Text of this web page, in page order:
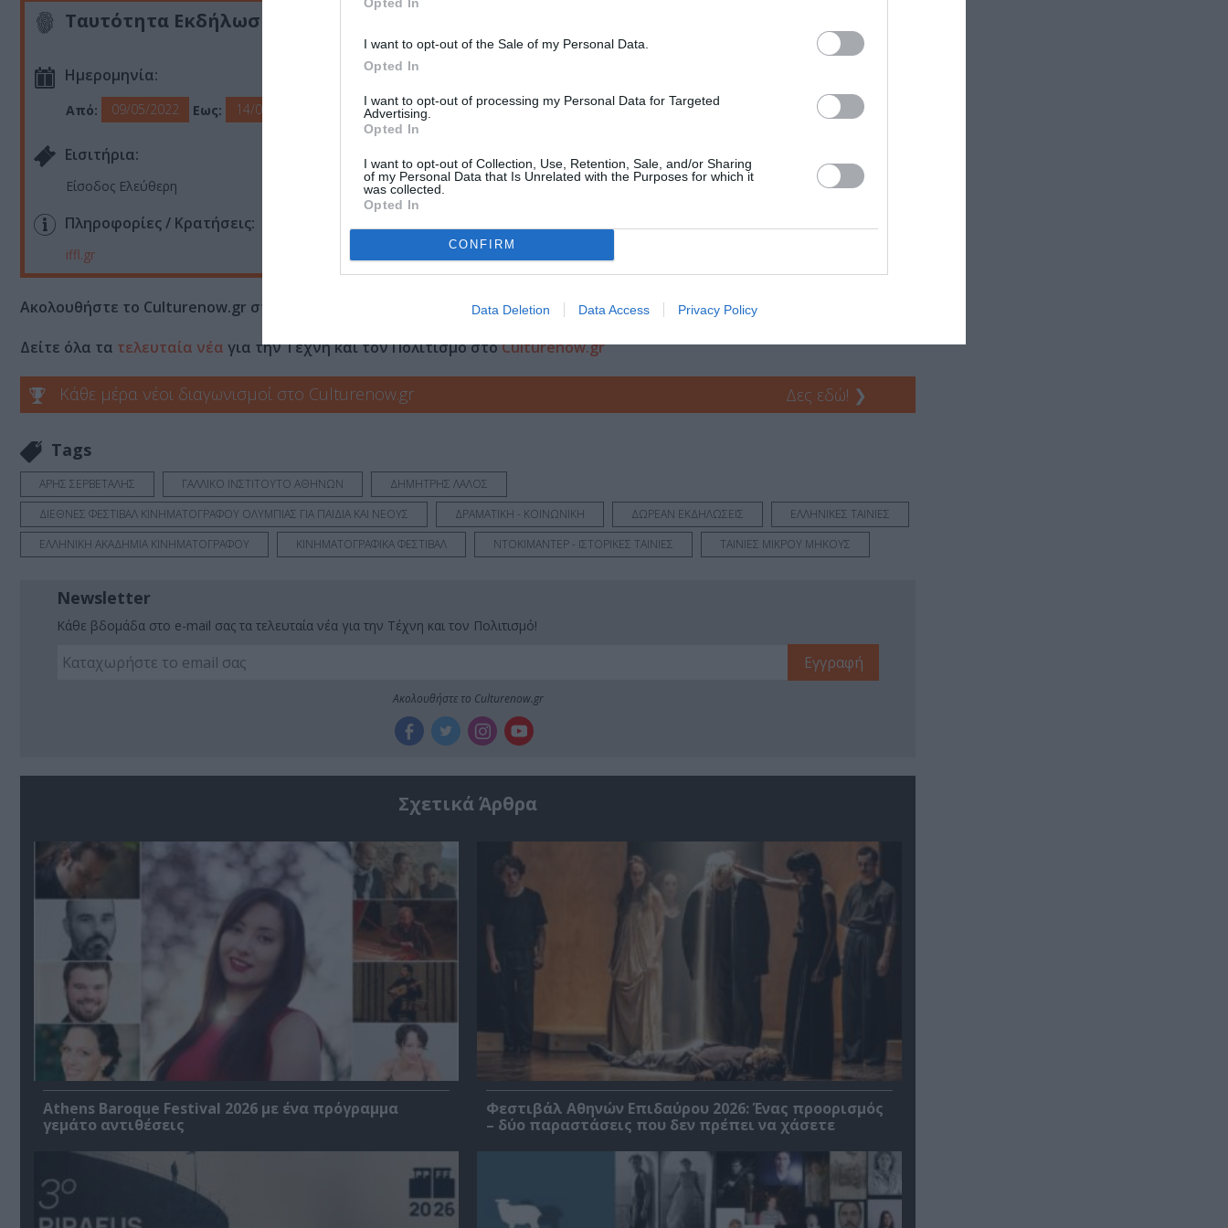
I want to opt-out of the Sale of my Personal Data.
Opted In
I want to opt-out of processing my Personal Data for Targeted
Advertising.
Opted In
I want to opt-out of Collection, Use, Retention, Sale, and/or Sharing
of my Personal Data that Is Unrelated with the Purposes for which it
was collected.
Opted In
CONFIRM
Data Deletion Data Access Privacy Policy
Ταυτότητα Εκδήλωσης
Ημερομηνία:
Από: 09/05/2022 Εως: 14/05/2022 Διάφορες τοποθεσίες
Eισιτήρια:
Είσοδος Ελεύθερη
Πληροφορίες / Κρατήσεις:
iffl.gr
Ακολουθήστε το Culturenow.gr στο
και μάθετε πρώτοι όλες τις ειδήσεις
Δείτε όλα τα τελευταία νέα για την Τέχνη και τον Πολιτισμό στοCulturenow.gr
Κάθε μέρα νέοι διαγωνισμοί στο Culturenow.gr Δες εδώ! ❯
Tags
ΑΡΗΣ ΣΕΡΒΕΤΑΛΗΣ ΓΑΛΛΙΚΟ ΙΝΣΤΙΤΟΥΤΟ ΑΘΗΝΩΝ
ΔΗΜΗΤΡΗΣ ΛΑΛΟΣ
ΔΙΕΘΝΕΣ ΦΕΣΤΙΒΑΛ ΚΙΝΗΜΑΤΟΓΡΑΦΟΥ ΟΛΥΜΠΙΑΣ ΓΙΑ ΠΑΙΔΙΑ ΚΑΙ ΝΕΟΥΣ
ΔΡΑΜΑΤΙΚΗ - ΚΟΙΝΩΝΙΚΗ ΔΩΡΕΑΝ ΕΚΔΗΛΩΣΕΙΣ
ΕΛΛΗΝΙΚΕΣ ΤΑΙΝΙΕΣ
ΕΛΛΗΝΙΚΗ ΑΚΑΔΗΜΙΑ ΚΙΝΗΜΑΤΟΓΡΑΦΟΥ
ΚΙΝΗΜΑΤΟΓΡΑΦΙΚΑ ΦΕΣΤΙΒΑΛ ΝΤΟΚΙΜΑΝΤΕΡ - ΙΣΤΟΡΙΚΕΣ ΤΑΙΝΙΕΣ ΤΑΙΝΙΕΣ ΜΙΚΡΟΥ ΜΗΚΟΥΣ
Newsletter
Κάθε βδομάδα στο e-mail σας τα τελευταία νέα για την Τέχνη και τον Πολιτισμό!
Ακολουθήστε το Culturenow.gr
Σχετικά Άρθρα
Athens Baroque Festival 2026 με ένα πρόγραμμα
γεμάτο αντιθέσεις
Φεστιβάλ Αθηνών Επιδαύρου 2026: Ένας προορισμός
– δύο παραστάσεις που δεν πρέπει να χάσετε